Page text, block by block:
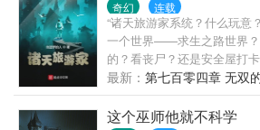
击败所谓的超级天才，一次
世界震惊！
奇幻 连载
“诸天旅游家系统？什么玩意
一个世界——求生之路世界
的？看丧尸？还是安全屋打
界，这个世界给力啊！想想
大厦拍照留念，还是去美国
呢？...
最新： 第七百零四章 无双
这个巫师他就不科学